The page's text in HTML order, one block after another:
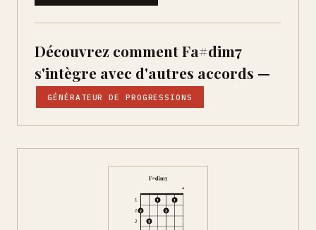
Découvrez comment Fa#dim7
s'intègre avec d'autres accords —
GÉNÉRATEUR DE PROGRESSIONS